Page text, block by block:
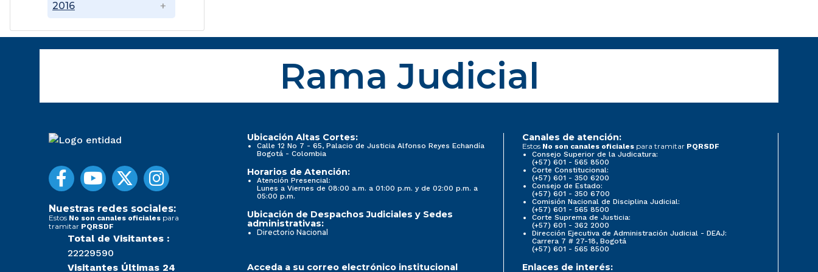
2016
Rama Judicial
Nuestras redes sociales:
Estos No son canales oficiales para
tramitar PQRSDF
Total de Visitantes :
22229590
Visitantes Últimas 24
Ubicación Altas Cortes:
Calle 12 No 7 - 65, Palacio de Justicia Alfonso Reyes Echandía
Bogotá - Colombia
Horarios de Atención:
Atención Presencial:
Lunes a Viernes de 08:00 a.m. a 01:00 p.m. y de 02:00 p.m. a
05:00 p.m.
Ubicación de Despachos Judiciales y Sedes
administrativas:
Directorio Nacional
Canales de atención:
Estos No son canales oficiales para tramitar PQRSDF
Consejo Superior de la Judicatura:
(+57) 601 - 565 8500
Corte Constitucional:
(+57) 601 - 350 6200
Consejo de Estado:
(+57) 601 - 350 6700
Comisión Nacional de Disciplina Judicial:
(+57) 601 - 565 8500
Corte Suprema de Justicia:
(+57) 601 - 362 2000
Dirección Ejecutiva de Administración Judicial - DEAJ:
Carrera 7 # 27-18, Bogotá
(+57) 601 - 565 8500
Acceda a su correo electrónico institucional Enlaces de interés: